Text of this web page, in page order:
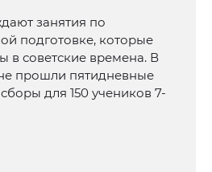
занятия по
подготовке, которые
в советские времена. В
прошли пятидневные
для 150 учеников 7-